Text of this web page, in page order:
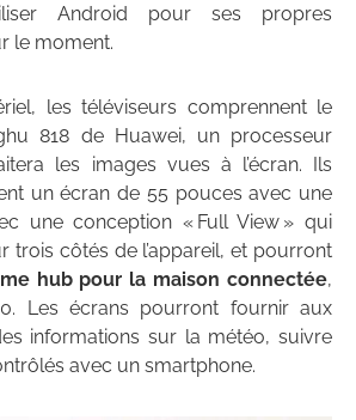
Android pour ses propres
le moment.
les téléviseurs comprennent le
818 de Huawei, un processeur
les images vues à l’écran. Ils
un écran de 55 pouces avec une
une conception « Full View » qui
trois côtés de l’appareil, et pourront
hub pour la maison connectée,
Les écrans pourront fournir aux
informations sur la météo, suivre
avec un smartphone.